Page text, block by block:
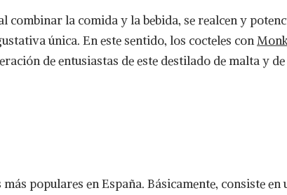
combinar la comida y la bebida, se realcen y
única. En este sentido, los cocteles con
de entusiastas de este destilado de malta y
populares en España. Básicamente, consiste en